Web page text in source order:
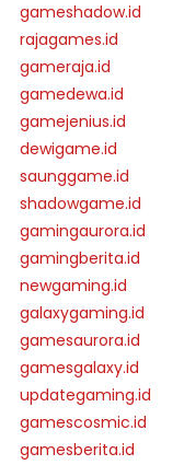
gameshadow.id
rajagames.id
gameraja.id
gamedewa.id
gamejenius.id
dewigame.id
saunggame.id
shadowgame.id
gamingaurora.id
gamingberita.id
newgaming.id
galaxygaming.id
gamesaurora.id
gamesgalaxy.id
updategaming.id
gamescosmic.id
gamesberita.id